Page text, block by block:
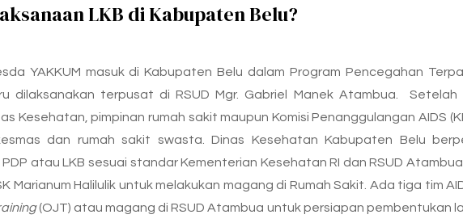
LKB di Kabupaten Belu?
YAKKUM masuk di Kabupaten Belu dalam Program Pencegahan
dilaksanakan terpusat di RSUD Mgr. Gabriel Manek Atambua.
Kesehatan, pimpinan rumah sakit maupun Komisi Penanggulangan AIDS
dan rumah sakit swasta. Dinas Kesehatan Kabupaten Belu
atau LKB sesuai standar Kementerian Kesehatan RI dan RSUD
Marianum Halilulik untuk melakukan magang di Rumah Sakit. Ada tiga tim
(OJT) atau magang di RSUD Atambua untuk persiapan pembentukan